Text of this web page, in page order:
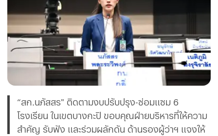
“สก.นภัสสร" ติดตามงบปรับปรุง-ซ่อมแซม 6
โรงเรียน ในเขตบางกะปิ ขอบคุณฝ่ายบริหารที่ให้ความ
สำคัญ รับฟัง และร่วมผลักดัน ด้านรองผู้ว่าฯ แจงให้